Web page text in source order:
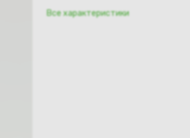
Все характеристики